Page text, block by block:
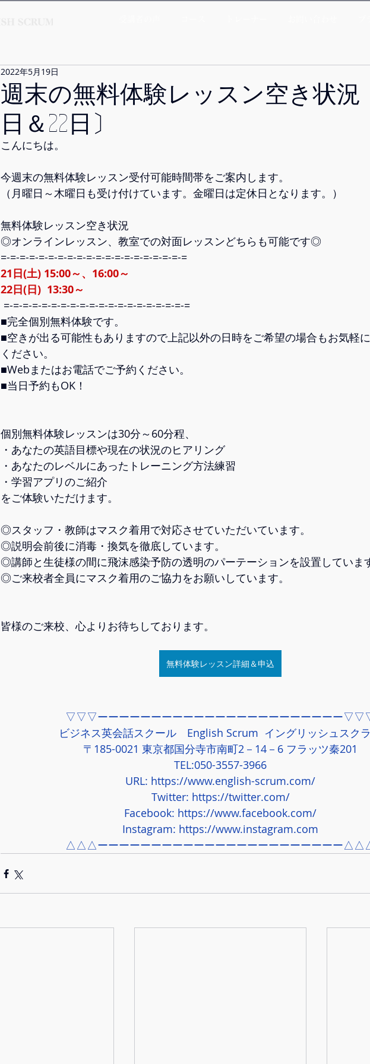
週末の無料体験レッスン空き状況
日＆22日〕
2022年5月19日
こんにちは。
今週末の無料体験レッスン受付可能時間帯をご案内します。
（月曜日～木曜日も受け付けています。金曜日は定休日となります。）
無料体験レッスン空き状況
◎オンラインレッスン、教室での対面レッスンどちらも可能です◎
=-=-=-=-=-=-=-=-=-=-=-=-=-=-=-=-=-=-=-=
21日(土) 15:00～、16:00～
22日(日)  13:30～
=-=-=-=-=-=-=-=-=-=-=-=-=-=-=-=-=-=-=-=
■完全個別無料体験です。
■空きが出る可能性もありますので上記以外の日時をご希望の場合もお気軽
ください。
■Webまたはお電話でご予約ください。
■当日予約もOK！
個別無料体験レッスンは30分～60分程、
・あなたの英語目標や現在の状況のヒアリング
・あなたのレベルにあったトレーニング方法練習
・学習アプリのご紹介
をご体験いただけます。
◎スタッフ・教師はマスク着用で対応させていただいています。
◎説明会前後に消毒・換気を徹底しています。
◎講師と生徒様の間に飛沫感染予防の透明のパーテーションを設置していま
◎ご来校者全員にマスク着用のご協力をお願いしています。
皆様のご来校、心よりお待ちしております。
無料体験レッスン詳細＆申込
▽▽▽ーーーーーーーーーーーーーーーーーーーーーーー
ビジネス英会話スクール　English Scrum  イングリッシュスク
〒185-0021 東京都国分寺市南町2－14－6 フラッツ秦201
TEL:050-3557-3966
URL: https://www.english-scrum.com/
Twitter: https://twitter.com/
Facebook: https://www.facebook.com/
Instagram: https://www.instagram.com
△△△ーーーーーーーーーーーーーーーーーーーーーーー